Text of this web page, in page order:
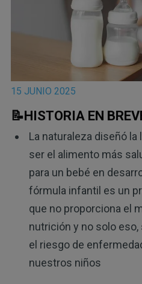
15 JUNIO 2025
📝HISTORIA EN
La naturaleza diseñó la
ser el alimento más
para un bebé en
fórmula infantil es un
que no proporciona el
nutrición y no solo
el riesgo de
nuestros niños